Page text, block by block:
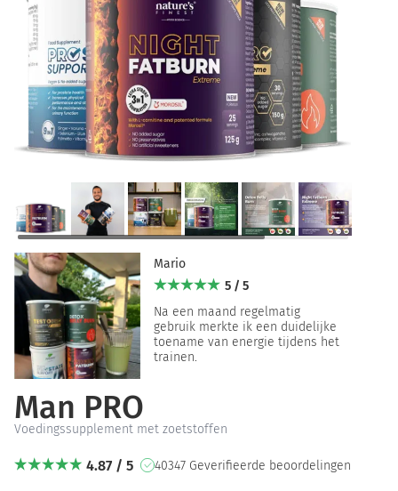
Mario
5 / 5
Na een maand regelmatig
gebruik merkte ik een duidelijke
toename van energie tijdens het
trainen.
Man PRO
Voedingssupplement met zoetstoffen
4.87 / 5 40347 Geverifieerde beoordelingen